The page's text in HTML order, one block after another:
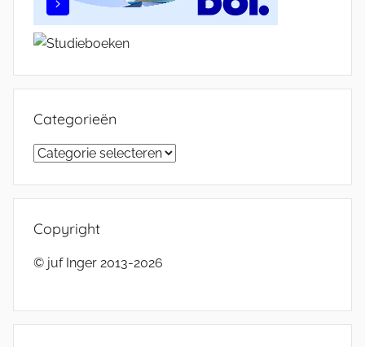
Categorieën
Categorieën
Copyright
© juf Inger 2013-2026